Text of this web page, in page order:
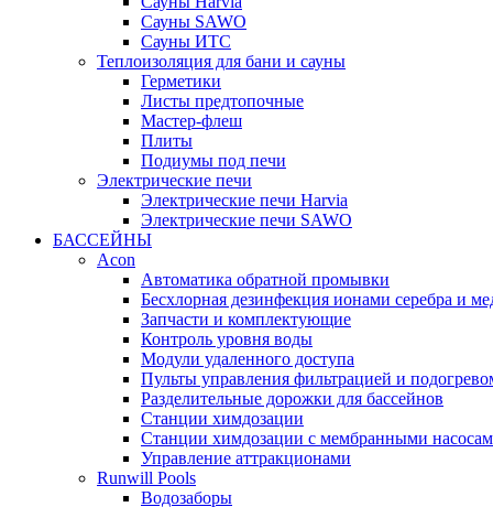
Сауны SAWO
Сауны ИТС
Теплоизоляция для бани и сауны
Герметики
Листы предтопочные
Мастер-флеш
Плиты
Подиумы под печи
Электрические печи
Электрические печи Harvia
Электрические печи SAWO
БАССЕЙНЫ
Acon
Автоматика обратной промывки
Беcхлорная дезинфекция ионами серебра и
Запчасти и комплектующие
Контроль уровня воды
Модули удаленного доступа
Пульты управления фильтрацией и
Разделительные дорожки для бассейнов
Станции химдозации
Станции химдозации с мембранными
Управление аттракционами
Runwill Pools
Водозаборы